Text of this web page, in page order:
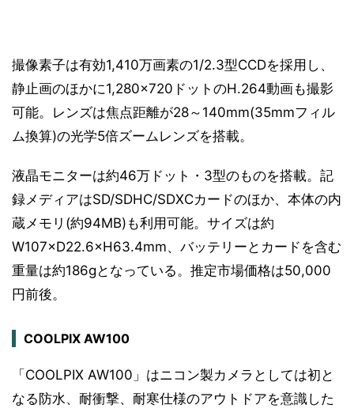
撮像素子は有効1,410万画素の1/2.3型CCDを採用し、
静止画のほかに1,280×720ドットのH.264動画も撮影
可能。レンズは焦点距離が28～140mm(35mmフィル
ム換算)の光学5倍ズームレンズを搭載。
液晶モニターは約46万ドット・3型のものを搭載。記
録メディアはSD/SDHC/SDXCカードのほか、本体の内
蔵メモリ(約94MB)も利用可能。サイズは約
W107×D22.6×H63.4mm、バッテリーとカードを含む
重量は約186gとなっている。推定市場価格は50,000
円前後。
COOLPIX AW100
「COOLPIX AW100」はニコン製カメラとしては初と
なる防水、耐衝撃、耐寒仕様のアウトドアを意識した